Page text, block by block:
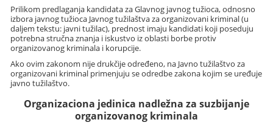
Prilikom predlaganja kandidata za Glavnog javnog tužioca, odnosno
izbora javnog tužioca Javnog tužilaštva za organizovani kriminal (u
daljem tekstu: javni tužilac), prednost imaju kandidati koji poseduju
potrebna stručna znanja i iskustvo iz oblasti borbe protiv
organizovanog kriminala i korupcije.
Ako ovim zakonom nije drukčije određeno, na Javno tužilaštvo za
organizovani kriminal primenjuju se odredbe zakona kojim se uređuje
javno tužilaštvo.
Organizaciona jedinica nadležna za suzbijanje
organizovanog kriminala